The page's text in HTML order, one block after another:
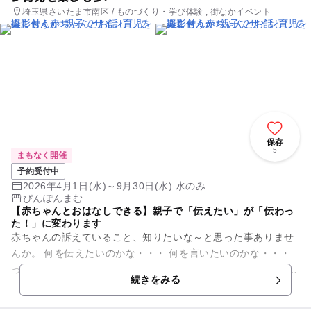
埼玉県さいたま市南区 / ものづくり・学び体験 , 街なかイベント
保存
5
まもなく開催
予約受付中
2026年4月1日(水)～9月30日(水) 水のみ
ぴんぽんまむ
【赤ちゃんとおはなしできる】親子で「伝えたい」が「伝わっ
た！」に変わります
赤ちゃんの訴えていること、知りたいな～と思った事ありませ
んか。 何を伝えたいのかな・・・ 何を言いたいのかな・・・
って。 また、ママの伝えたい事、どうしたら赤ちゃんに伝えら
続きをみる